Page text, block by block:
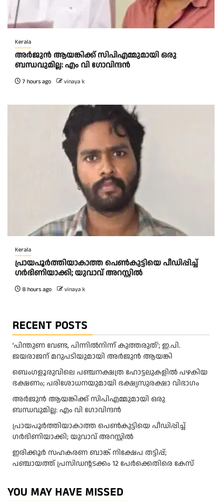
Kerala
അര്‍ജുന്‍ ആയങ്കിക്ക് സിപിഎമ്മുമായി ഒരു
ബന്ധവുമില്ല: എം വി ഗോവിന്ദന്‍
7 hours ago vinaya k
Kerala
പ്രായപൂർത്തിയാകാത്ത പെൺകുട്ടിയെ പീഡിപ്പിച്ച്
ഗർഭിണിയാക്കി; യുവാവ് അറസ്റ്റിൽ
8 hours ago vinaya k
RECENT POSTS
‘പിന്തുണ വേണ്ട, പിന്നിൽനിന്ന് കുത്തരുത്’; ഇ.പി.
ജയരാജന് മറുപടിയുമായി അർജുൻ ആയങ്കി
ബെംഗളൂരുവിലെ പഞ്ചനക്ഷത്ര ഹോട്ടലുകളിൽ പഴകിയ
ഭക്ഷണം; പരിശോധനയുമായി ഭക്ഷ്യസുരക്ഷാ വിഭാഗം
അര്‍ജുന്‍ ആയങ്കിക്ക് സിപിഎമ്മുമായി ഒരു
ബന്ധവുമില്ല: എം വി ഗോവിന്ദന്‍
പ്രായപൂർത്തിയാകാത്ത പെൺകുട്ടിയെ പീഡിപ്പിച്ച്
ഗർഭിണിയാക്കി; യുവാവ് അറസ്റ്റിൽ
ഇരിക്കൂർ സഹകരണ ബാങ്ക് നിക്ഷേപ തട്ടിപ്പ്;
പഞ്ചായത്ത് പ്രസിഡൻ്റടക്കം 12 പേർക്കെതിരെ കേസ്
YOU MAY HAVE MISSED